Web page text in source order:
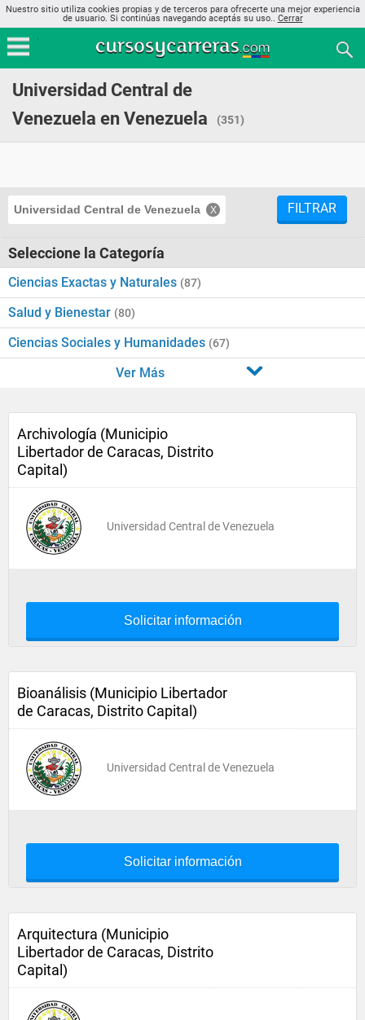
Nuestro sitio utiliza cookies propias y de terceros para ofrecerte una mejor experiencia
de usuario. Si continúas navegando aceptás su uso.. Cerrar
Universidad Central de
Venezuela en Venezuela
(351)
Universidad Central de Venezuela FILTRAR
Seleccione la Categoría
Ciencias Exactas y Naturales (87)
Salud y Bienestar (80)
Ciencias Sociales y Humanidades (67)
Ver Más
Archivología (Municipio
Libertador de Caracas, Distrito
Capital)
Universidad Central de Venezuela
Solicitar información
Bioanálisis (Municipio Libertador
de Caracas, Distrito Capital)
Universidad Central de Venezuela
Solicitar información
Arquitectura (Municipio
Libertador de Caracas, Distrito
Capital)